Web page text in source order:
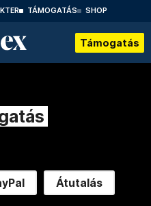
TÁMOGATÁS SHOP
Támogatás
Átutalás